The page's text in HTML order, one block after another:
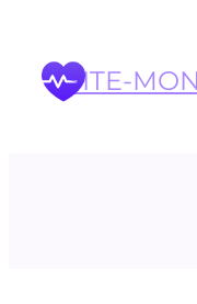
вмістуSITE-